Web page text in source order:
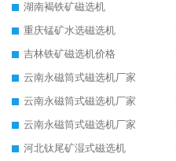
湖南褐铁矿磁选机
重庆锰矿水选磁选机
吉林铁矿磁选机价格
云南永磁筒式磁选机厂家
云南永磁筒式磁选机厂家
云南永磁筒式磁选机厂家
河北钛尾矿湿式磁选机